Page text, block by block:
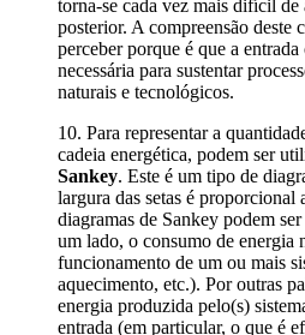
torna-se cada vez mais difícil
posterior. A compreensão deste
perceber porque é que a
necessária para sustentar
naturais e tecnológicos.
10. Para representar a
cadeia energética, podem ser
Sankey. Este é um tipo de
largura das setas é proporcional
diagramas de Sankey podem
um lado, o consumo de energia
funcionamento de um ou mais
aquecimento, etc.). Por outras
energia produzida pelo(s)
entrada (em particular, o que é